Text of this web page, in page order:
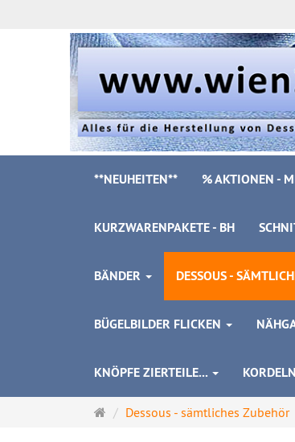
**NEUHEITEN** % AKTIONEN -
KURZWARENPAKETE - BH
BÄNDER DESSOUS -
BÜGELBILDER FLICKEN
KNÖPFE ZIERTEILE...
Startseite
Dessous - sämtliches Zubehör